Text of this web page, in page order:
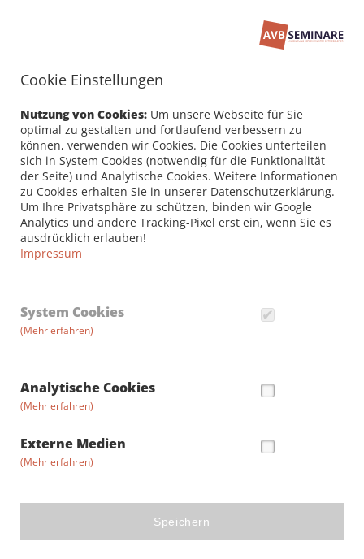
Cookie Einstellungen
Nutzung von Cookies: Um unsere Webseite für Sie
optimal zu gestalten und fortlaufend verbessern zu
können, verwenden wir Cookies. Die Cookies unterteilen
sich in System Cookies (notwendig für die Funktionalität
der Seite) und Analytische Cookies. Weitere Informationen
zu Cookies erhalten Sie in unserer Datenschutzerklärung.
Um Ihre Privatsphäre zu schützen, binden wir Google
Analytics und andere Tracking-Pixel erst ein, wenn Sie es
ausdrücklich erlauben!
Impressum
System Cookies
(Mehr erfahren)
Analytische Cookies
(Mehr erfahren)
Externe Medien
(Mehr erfahren)
Speichern
Verkehrsleiter Güterkraftverkehr